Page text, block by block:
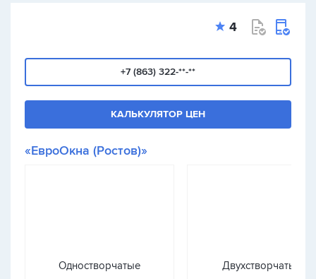
4
+7 (863) 322-**-**
КАЛЬКУЛЯТОР ЦЕН
«ЕвроОкна (Ростов)»
Одностворчатые
Двухстворчатые